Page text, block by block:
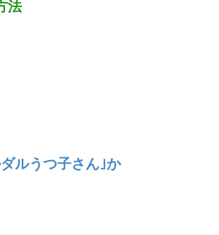
法
ルうつ子さん｣か